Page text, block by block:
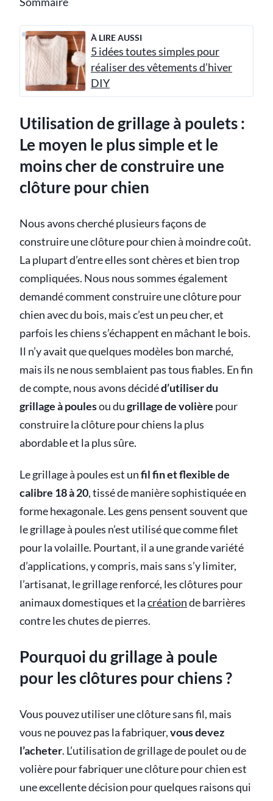
À LIRE AUSSI
5 idées toutes simples pour
réaliser des vêtements d’hiver
DIY
Utilisation de grillage à poulets :
Le moyen le plus simple et le
moins cher de construire une
clôture pour chien
Nous avons cherché plusieurs façons de
construire une clôture pour chien à moindre coût.
La plupart d’entre elles sont chères et bien trop
compliquées. Nous nous sommes également
demandé comment construire une clôture pour
chien avec du bois, mais c’est un peu cher, et
parfois les chiens s’échappent en mâchant le bois.
Il n’y avait que quelques modèles bon marché,
mais ils ne nous semblaient pas tous fiables. En fin
de compte, nous avons décidéd’utiliser du
grillage à poulesou dugrillage de volière pour
construire la clôture pour chiens la plus
abordable et la plus sûre.
Le grillage à poules est unfil fin et flexible de
calibre 18 à 20, tissé de manière sophistiquée en
forme hexagonale. Les gens pensent souvent que
le grillage à poules n’est utilisé que comme filet
pour la volaille. Pourtant, il a une grande variété
d’applications, y compris, mais sans s’y limiter,
l’artisanat, le grillage renforcé, les clôtures pour
animaux domestiques et lacréationde barrières
contre les chutes de pierres.
Pourquoi du grillage à poule
pour les clôtures pour chiens ?
Vous pouvez utiliser une clôture sans fil, mais
vous ne pouvez pas la fabriquer,vous devez
l’acheter. L’utilisation de grillage de poulet ou de
volière pour fabriquer une clôture pour chien est
une excellente décision pour quelques raisons qui